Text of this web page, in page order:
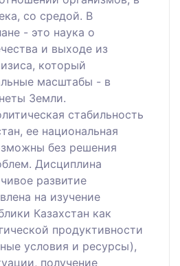
со средой. В
- это наука о
и выходе из
который
масштабы - в
Земли.
стабильность
ее национальная
без решения
Дисциплина
развитие
на изучение
Казахстан как
продуктивности
условия и ресурсы),
получение